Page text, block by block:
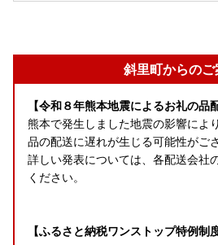
斜里町からのご
【令和８年熊本地震によるお礼の品
熊本で発生しました地震の影響によ
品の配送に遅れが生じる可能性がご
詳しい発表については、各配送会社
ください。
【ふるさと納税ワンストップ特例制